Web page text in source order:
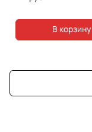
В корзину